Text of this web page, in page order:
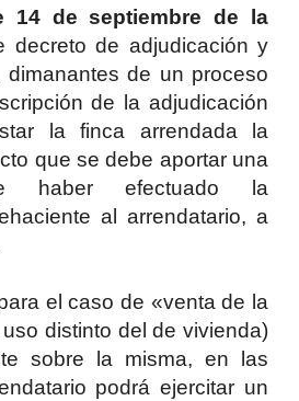
14 de septiembre de la
decreto de adjudicación y
de un proceso
de la adjudicación
la finca arrendada la
que se debe aportar una
haber efectuado la
al arrendatario, a
el caso de «venta de la
distinto del de vivienda)
sobre la misma, en las
podrá ejercitar un